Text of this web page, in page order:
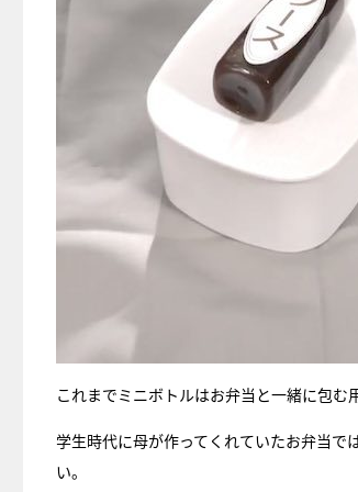
これまでミニボトルはお弁当と一緒に包む
学生時代に母が作ってくれていたお弁当で
い。